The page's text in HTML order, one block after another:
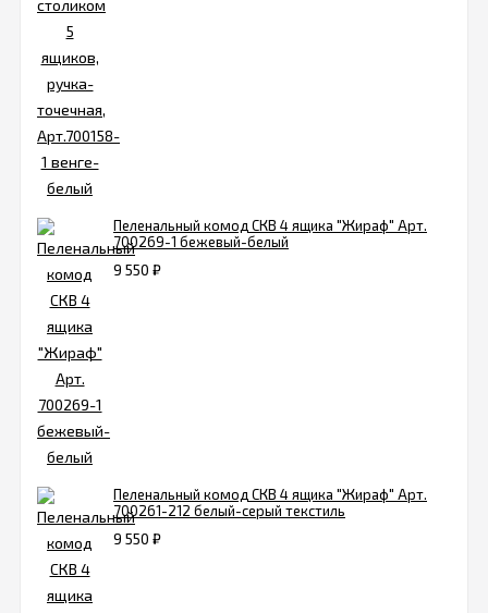
Пеленальный комод СКВ 4 ящика "Жираф" Арт.
700269-1 бежевый-белый
9 550 ₽
Пеленальный комод СКВ 4 ящика "Жираф" Арт.
700261-212 белый-серый текстиль
9 550 ₽